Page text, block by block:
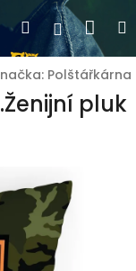
Hledat
Polštářkárna
pluk